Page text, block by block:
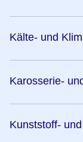
Kälte- und
Karosserie-
Kunststoff-